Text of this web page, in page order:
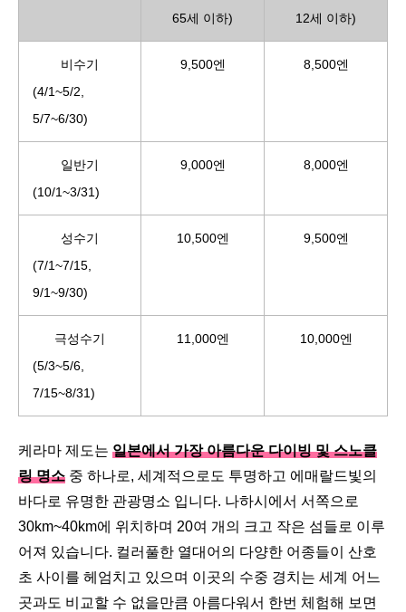
65세 이하)
12세 이하)
비수기
(4/1~5/2,
5/7~6/30)
9,500엔 8,500엔
일반기
(10/1~3/31)
9,000엔 8,000엔
성수기
(7/1~7/15,
9/1~9/30)
10,500엔 9,500엔
극성수기
(5/3~5/6,
7/15~8/31)
11,000엔 10,000엔
케라마 제도는 일본에서 가장 아름다운 다이빙 및 스노클
링 명소 중 하나로, 세계적으로도 투명하고 에매랄드빛의
바다로 유명한 관광명소 입니다. 나하시에서 서쪽으로
30km~40km에 위치하며 20여 개의 크고 작은 섬들로 이루
어져 있습니다. 컬러풀한 열대어의 다양한 어종들이 산호
초 사이를 헤엄치고 있으며 이곳의 수중 경치는 세계 어느
곳과도 비교할 수 없을만큼 아름다워서 한번 체험해 보면